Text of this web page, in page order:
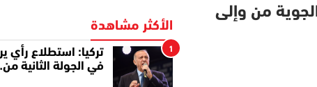
من وإلى
الأكثر مشاهدة
1
تركيا: استطلاع رأي
في الجولة الثانية